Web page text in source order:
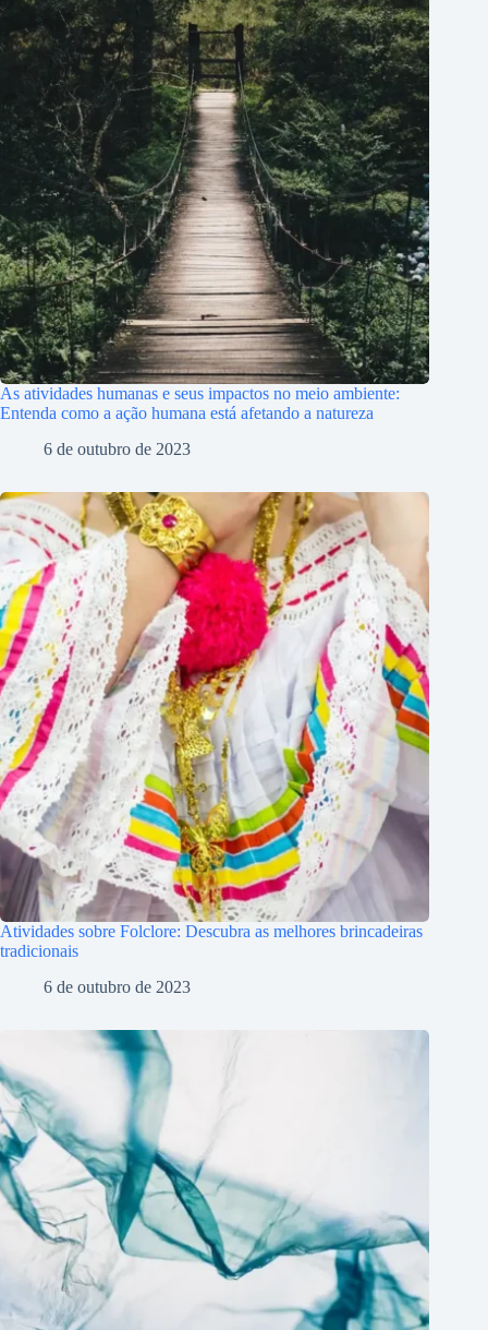
As atividades humanas e seus impactos no meio ambiente:
Entenda como a ação humana está afetando a natureza
6 de outubro de 2023
Atividades sobre Folclore: Descubra as melhores brincadeiras
tradicionais
6 de outubro de 2023